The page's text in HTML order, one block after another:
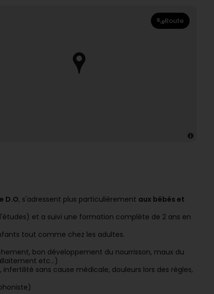
Route
D.O, s'adressent plus particulièrement aux bébés et
et a suivi une formation complète de 2 ans en
tout comme chez les adultes.
bon développement du nourrisson, maux du
etc…)
sans cause médicale, douleurs lors des règles,